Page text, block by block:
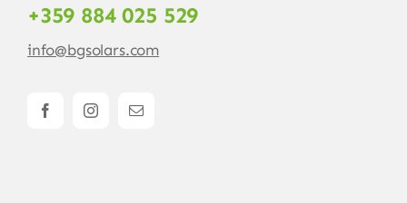
+359 884 025 529
info@bgsolars.com